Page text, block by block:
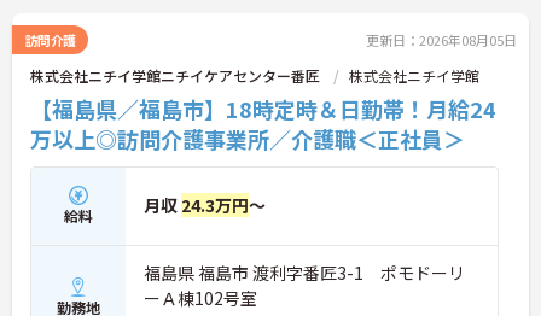
訪問介護 更新日：2026年08月05日
株式会社ニチイ学館ニチイケアセンター番匠 株式会社ニチイ学館
【福島県／福島市】18時定時＆日勤帯！月給24
万以上◎訪問介護事業所／介護職＜正社員＞
給料 月収 24.3万円～
勤務地
福島県 福島市 渡利字番匠3-1 ポモドーリ
ーＡ棟102号室